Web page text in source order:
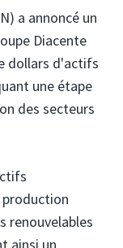
a annoncé un
Diacente
dollars d'actifs
une étape
des secteurs
renouvelables